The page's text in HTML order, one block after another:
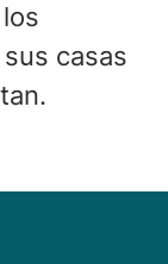
casas